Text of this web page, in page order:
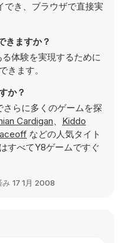
でき、ブラウザで直接実
きますか？
体験を実現するために
きます。
か？
さらに多くのゲームを探
Cardigan、 Kiddo
などの人気タイト
すべてY8ゲームですぐ
み 17 1月 2008